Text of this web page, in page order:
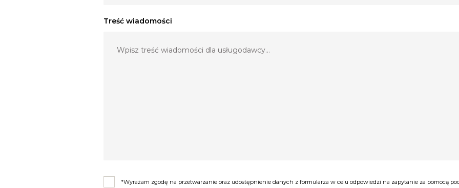
tel.: 511 345 190, email:info@fotoartim.com
Treść wiadomości
*Wyrażam zgodę na przetwarzanie oraz udostępnienie danych z formularza w celu odpowiedzi na zapytanie za pomocą